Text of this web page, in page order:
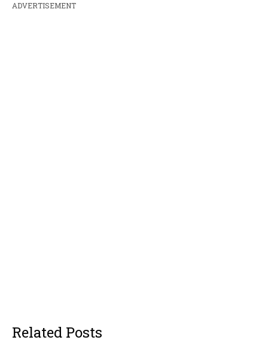
ADVERTISEMENT
Related Posts